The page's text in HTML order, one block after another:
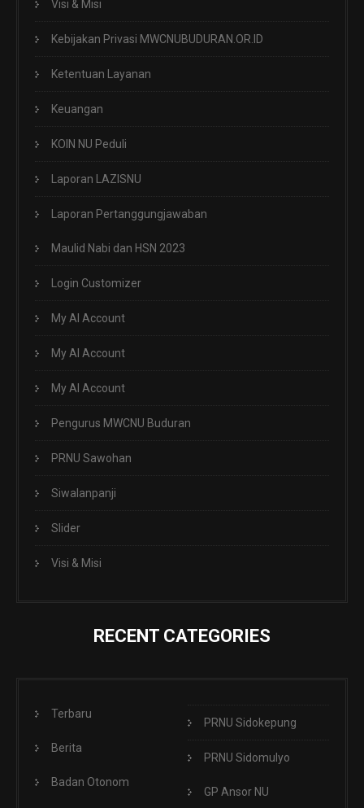
Visi & Misi
Kebijakan Privasi MWCNUBUDURAN.OR.ID
Ketentuan Layanan
Keuangan
KOIN NU Peduli
Laporan LAZISNU
Laporan Pertanggungjawaban
Maulid Nabi dan HSN 2023
Login Customizer
My AI Account
My AI Account
My AI Account
Pengurus MWCNU Buduran
PRNU Sawohan
Siwalanpanji
Slider
Visi & Misi
RECENT CATEGORIES
Terbaru
Berita
Badan Otonom
PRNU Sidokepung
PRNU Sidomulyo
GP Ansor NU